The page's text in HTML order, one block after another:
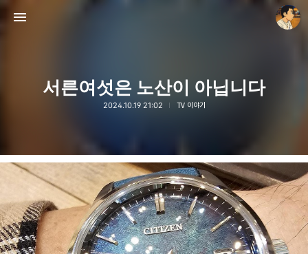
서른여섯은 노산이 아닙니다
2024.10.19 21:02 TV 이야기
thebravepost.com
안난98